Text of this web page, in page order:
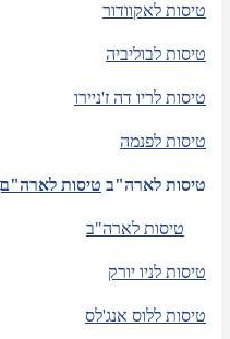
טיסות לאקוודור
טיסות לבוליביה
טיסות לריו דה ז'ניירו
טיסות לפנמה
טיסות לארה"ב טיסות לארה"ב
טיסות לארה"ב
טיסות לניו יורק
טיסות ללוס אנג'לס